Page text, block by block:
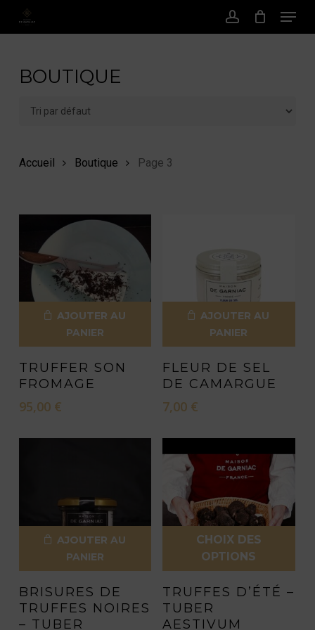
Passer
principal
Compte
Menu
BOUTIQUE
Accueil Boutique Page 3
AJOUTER AU
PANIER
TRUFFER SON
FROMAGE
95,00 €
AJOUTER AU
PANIER
FLEUR DE SEL
DE CAMARGUE
7,00 €
AJOUTER AU
PANIER
BRISURES DE
TRUFFES NOIRES
– TUBER
CHOIX DES
OPTIONS
produit
a
TRUFFES D’ÉTÉ –
TUBER
AESTIVUM